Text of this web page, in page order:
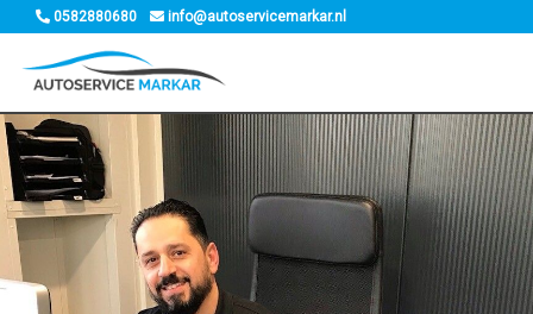
0582880680 info@autoservicemarkar.nl